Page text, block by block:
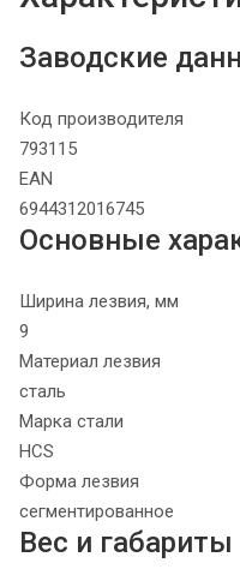
Заводские
Код производителя
793115
EAN
6944312016745
Основные
Ширина лезвия, мм
9
Материал лезвия
сталь
Марка стали
HCS
Форма лезвия
сегментированное
Вес и